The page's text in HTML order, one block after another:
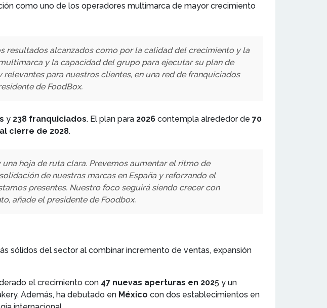
como uno de los operadores multimarca de mayor crecimiento
resultados alcanzados como por la calidad del crecimiento y la
y la capacidad del grupo para ejecutar su plan de
para nuestros clientes, en una red de franquiciados
de FoodBox.
y 238 franquiciados. El plan para 2026 contempla alrededor de 70
cierre de 2028.
hoja de ruta clara. Prevemos aumentar el ritmo de
de nuestras marcas en España y reforzando el
presentes. Nuestro foco seguirá siendo crecer con
añade el presidente de Foodbox.
sólidos del sector al combinar incremento de ventas, expansión
el crecimiento con 47 nuevas aperturas en 2025 y un
Además, ha debutado en México con dos establecimientos en